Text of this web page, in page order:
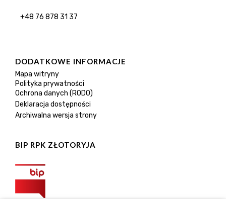
+48 76 878 31 37
DODATKOWE INFORMACJE
Mapa witryny
Polityka prywatności
Ochrona danych (RODO)
Deklaracja dostępności
Archiwalna wersja strony
BIP RPK ZŁOTORYJA